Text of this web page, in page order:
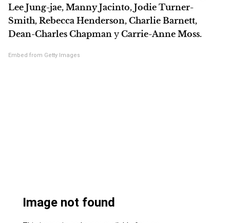
Lee Jung-jae, Manny Jacinto, Jodie Turner-
Smith, Rebecca Henderson, Charlie Barnett,
Dean-Charles Chapman y Carrie-Anne Moss.
Embed from Getty Images